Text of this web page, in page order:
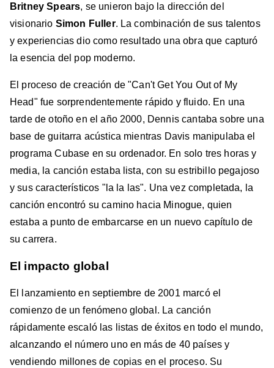
Britney Spears, se unieron bajo la dirección del
visionario Simon Fuller. La combinación de sus talentos
y experiencias dio como resultado una obra que capturó
la esencia del pop moderno.
El proceso de creación de "Can't Get You Out of My
Head" fue sorprendentemente rápido y fluido. En una
tarde de otoño en el año 2000, Dennis cantaba sobre una
base de guitarra acústica mientras Davis manipulaba el
programa Cubase en su ordenador. En solo tres horas y
media, la canción estaba lista, con su estribillo pegajoso
y sus característicos "la la las". Una vez completada, la
canción encontró su camino hacia Minogue, quien
estaba a punto de embarcarse en un nuevo capítulo de
su carrera.
El impacto global
El lanzamiento en septiembre de 2001 marcó el
comienzo de un fenómeno global. La canción
rápidamente escaló las listas de éxitos en todo el mundo,
alcanzando el número uno en más de 40 países y
vendiendo millones de copias en el proceso. Su